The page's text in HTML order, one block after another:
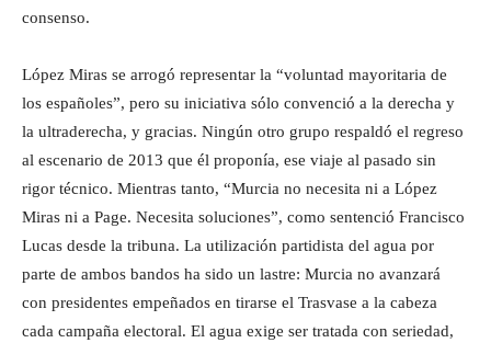
consenso.
López Miras se arrogó representar la “voluntad mayoritaria de
los españoles”, pero su iniciativa sólo convenció a la derecha y
la ultraderecha, y gracias. Ningún otro grupo respaldó el regreso
al escenario de 2013 que él proponía, ese viaje al pasado sin
rigor técnico. Mientras tanto, “Murcia no necesita ni a López
Miras ni a Page. Necesita soluciones”, como sentenció Francisco
Lucas desde la tribuna. La utilización partidista del agua por
parte de ambos bandos ha sido un lastre: Murcia no avanzará
con presidentes empeñados en tirarse el Trasvase a la cabeza
cada campaña electoral. El agua exige ser tratada con seriedad,